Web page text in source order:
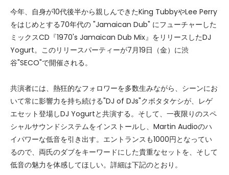
今年、自身が10代後半から親しんできたKing TubbyやLee Perry
をはじめとする70年代の "Jamaican Dub" にフューチャーした
ミックスCD『1970's Jamaican Dub Mix』をリリースしたDJ
Yogurt。このリリースパーティーが7月19日（金）に渋
谷"SECO"で開催される。
共演者には、熱狂的なフォロワーを多数生みながら、シーンにお
いて常に影響力を持ち続ける"DJ of DJs"クボタタケシが、レゲ
エセット登場しDJ Yogurtと共演する。そして、一夜限りのスペ
シャルサウンドシステムをインストールし、Martin Audioのハ
イパワーな低音を引き出す。エントランスも1000円となってい
るので、両氏のダブをキーワードにした貴重なセットを、そして
低音の魅力を体感してほしい。詳細は下記のとおり。